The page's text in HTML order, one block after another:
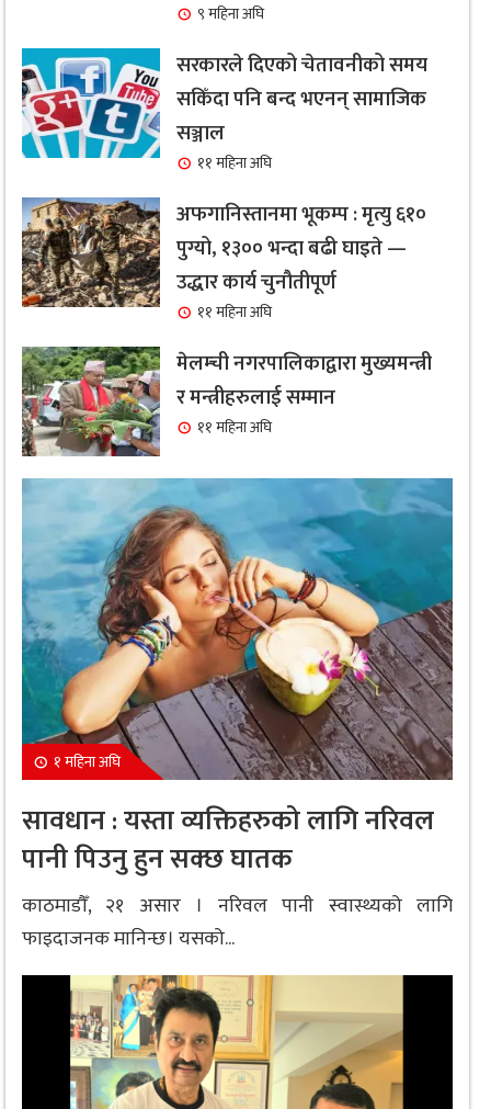
९ महिना अघि
सरकारले दिएको चेतावनीको समय
सकिँदा पनि बन्द भएनन् सामाजिक
सञ्जाल
११ महिना अघि
अफगानिस्तानमा भूकम्प : मृत्यु ६१०
पुग्यो, १३०० भन्दा बढी घाइते —
उद्धार कार्य चुनौतीपूर्ण
११ महिना अघि
मेलम्ची नगरपालिकाद्वारा मुख्यमन्त्री
र मन्त्रीहरुलाई सम्मान
११ महिना अघि
१ महिना अघि
सावधान : यस्ता व्यक्तिहरुको लागि नरिवल
पानी पिउनु हुन सक्छ घातक
काठमाडौँ, २१ असार । नरिवल पानी स्वास्थ्यको लागि
फाइदाजनक मानिन्छ। यसको...